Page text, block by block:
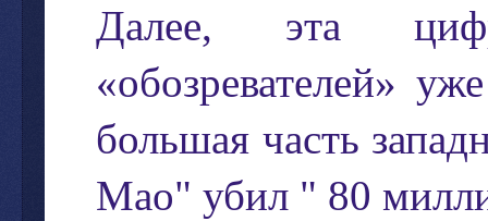
Далее, эта
«обозревателей»уже
большая часть
Мао"убил " 80